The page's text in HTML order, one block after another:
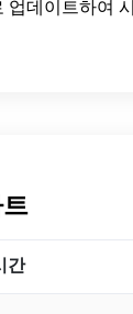
업데이트하여
간